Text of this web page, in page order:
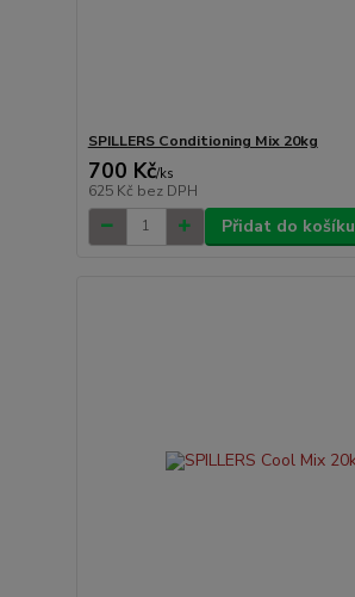
SPILLERS Conditioning Mix 20kg
700 Kč/ks
625 Kč bez DPH
Přidat do košíku